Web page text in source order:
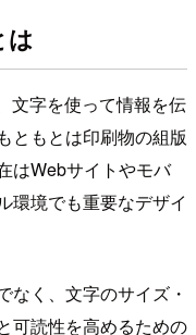
は
文字を使って情報を伝
ともとは印刷物の組版
はWebサイトやモバ
環境でも重要なデザイ
なく、文字のサイズ・
可読性を高めるための